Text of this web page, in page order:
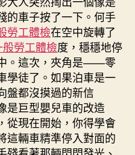
的車子按了一下。何手
勞工體檢在空中旋轉了
般勞工體檢度，穩穩地停
。這次，夾角是——零
學徒了。如果泊車是一
盤都沒摸過的新信
是巨型嬰兒車的改造
從現在開始，你得學會
這輛車精準停入對面的